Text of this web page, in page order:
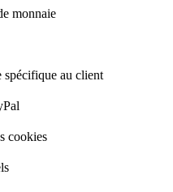
monnaie
spécifique au client
cookies